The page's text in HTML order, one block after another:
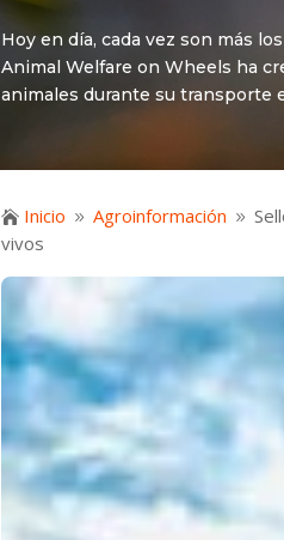
Hoy en día, cada vez son más
Animal Welfare on Wheels ha
animales durante su transporte
 Inicio 9 Agroinformación 9
vivos